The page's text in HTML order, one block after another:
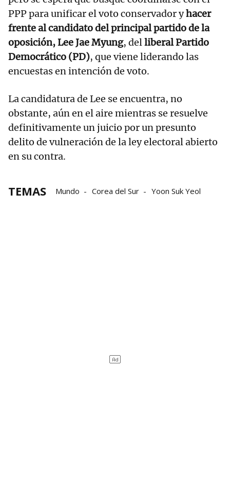
PPP para unificar el voto conservador yhacer
frente al candidato del principal partido de la
oposición, Lee Jae Myung, delliberal Partido
Democrático (PD), que viene liderando las
encuestas en intención de voto.
La candidatura de Lee se encuentra, no
obstante, aún en el aire mientras se resuelve
definitivamente un juicio por un presunto
delito de vulneración de la ley electoral abierto
en su contra.
TEMAS Mundo Corea del Sur Yoon Suk Yeol